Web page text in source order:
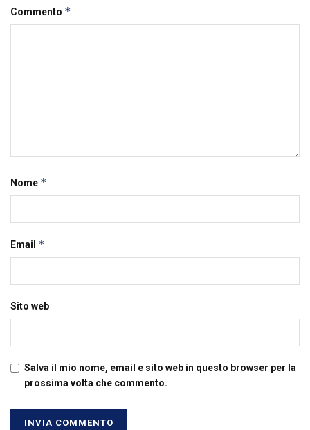
Commento *
Nome *
Email *
Sito web
Salva il mio nome, email e sito web in questo browser per la
prossima volta che commento.